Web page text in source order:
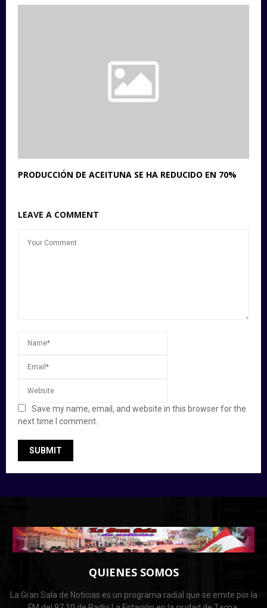
PRODUCCIÓN DE ACEITUNA SE HA REDUCIDO EN 70%
LEAVE A COMMENT
Save my name, email, and website in this browser for the
next time I comment.
QUIENES SOMOS
La Gran Sala de Noticias es un programa radial que se emite por la